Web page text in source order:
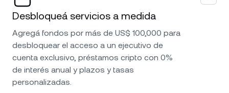
Desbloqueá servicios a medida
Agregá fondos por más de US$ 100,000 para
desbloquear el acceso a un ejecutivo de
cuenta exclusivo, préstamos cripto con 0%
de interés anual y plazos y tasas
personalizadas.